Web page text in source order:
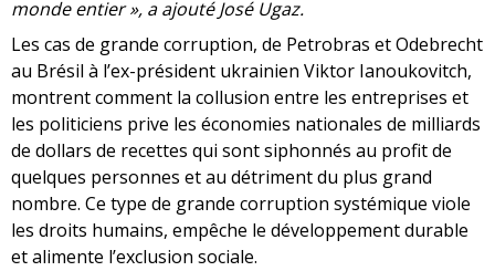
monde entier », a ajouté José Ugaz.
Les cas de grande corruption, de Petrobras et Odebrecht
au Brésil à l’ex-président ukrainien Viktor Ianoukovitch,
montrent comment la collusion entre les entreprises et
les politiciens prive les économies nationales de milliards
de dollars de recettes qui sont siphonnés au profit de
quelques personnes et au détriment du plus grand
nombre. Ce type de grande corruption systémique viole
les droits humains, empêche le développement durable
et alimente l’exclusion sociale.